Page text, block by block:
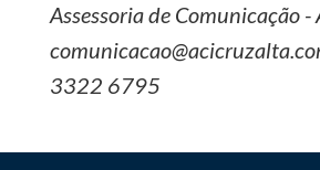
Assessoria de Comunicação
3322 6795